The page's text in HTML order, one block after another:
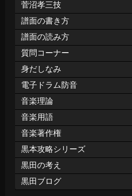
菅沼孝三技
譜面の書き方
譜面の読み方
質問コーナー
身だしなみ
電子ドラム防音
音楽理論
音楽用語
音楽著作権
黒本攻略シリーズ
黒田の考え
黒田ブログ